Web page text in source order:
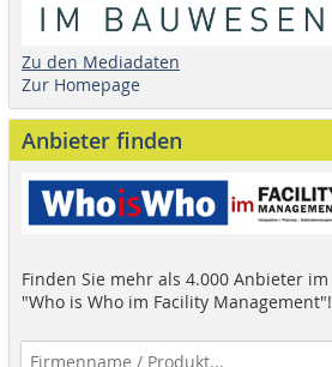
Zu den Mediadaten
Zur Homepage
Anbieter finden
Finden Sie mehr als 4.000 Anbieter im
"Who is Who im Facility Management"!